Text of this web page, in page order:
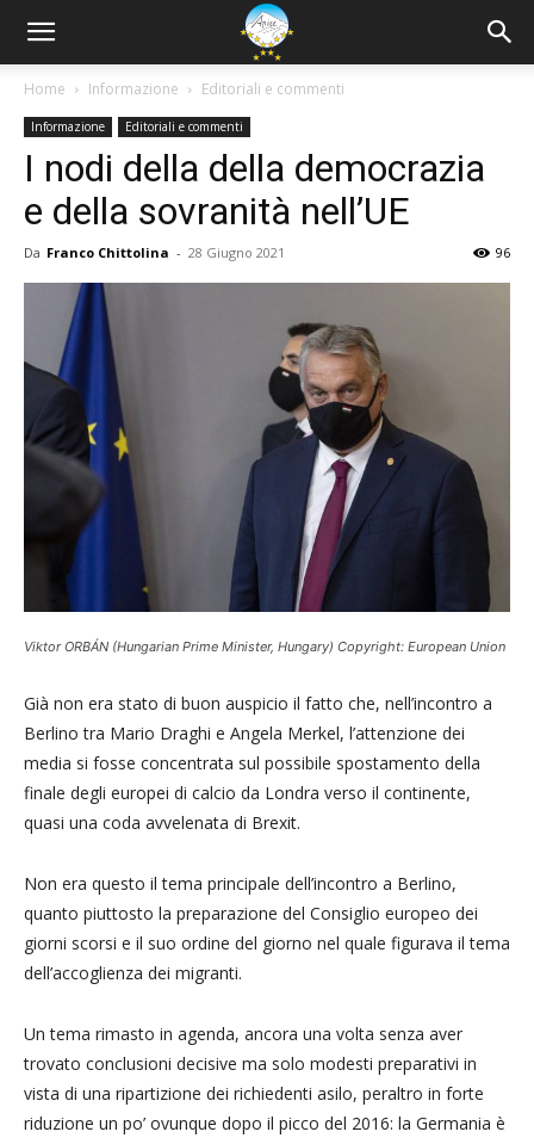
Home Informazione Editoriali e commenti
Informazione Editoriali e commenti
I nodi della della democrazia
e della sovranità nell’UE
Da Franco Chittolina - 28 Giugno 2021 96
Viktor ORBÁN (Hungarian Prime Minister, Hungary) Copyright: European Union
Già non era stato di buon auspicio il fatto che, nell’incontro a
Berlino tra Mario Draghi e Angela Merkel, l’attenzione dei
media si fosse concentrata sul possibile spostamento della
finale degli europei di calcio da Londra verso il continente,
quasi una coda avvelenata di Brexit.
Non era questo il tema principale dell’incontro a Berlino,
quanto piuttosto la preparazione del Consiglio europeo dei
giorni scorsi e il suo ordine del giorno nel quale figurava il tema
dell’accoglienza dei migranti.
Un tema rimasto in agenda, ancora una volta senza aver
trovato conclusioni decisive ma solo modesti preparativi in
vista di una ripartizione dei richiedenti asilo, peraltro in forte
riduzione un po’ ovunque dopo il picco del 2016: la Germania è